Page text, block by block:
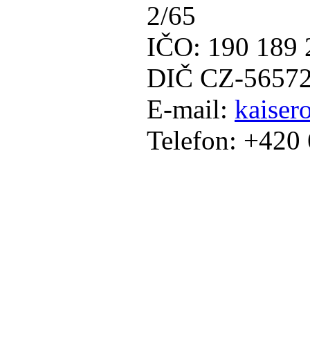
2/65
IČO: 190 189
DIČ CZ-
E-mail:
Telefon: +420